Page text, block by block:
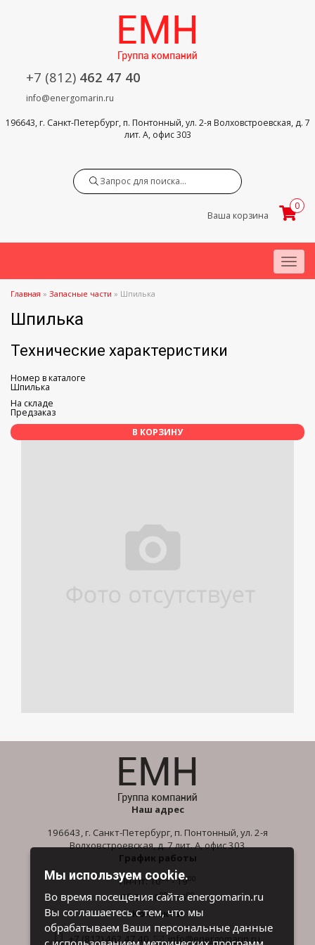
+7 (812) 462 47 40
info@energomarin.ru
196643, г. Санкт-Петербург, п. Понтонный, ул. 2-я Волховстроевская, д. 7
лит. А, офис 303
Ваша корзина
0
Menu
Главная » Запасные части » Шпилька
Шпилька
Технические характеристики
Номер в каталоге
Шпилька
На складе
Предзаказ
В КОРЗИНУ
Наш адрес
196643, г. Санкт-Петербург, п. Понтонный, ул. 2-я
Волховстроевская, д. 7 лит. А, офис 303
График работы
Пн-Пт: 1000- 1900
Сб-Вс: 1000- 1600
Контакты
+7 (812) 462 47 40 info@energomarin.ru
Мы используем cookie.
Во время посещения сайта energomarin.ru
Вы соглашаетесь с тем, что мы
обрабатываем Ваши персональные данные